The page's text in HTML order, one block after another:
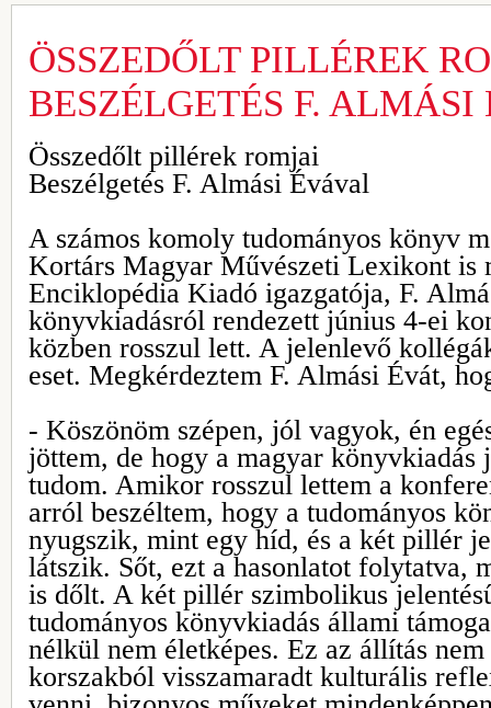
ÖSSZEDŐLT PILLÉREK
BESZÉLGETÉS F.
Összedőlt pillérek romjai
Beszélgetés F. Almási Évával
A számos komoly tudományos könyv
Kortárs Magyar Művészeti Lexikont is
Enciklopédia Kiadó igazgatója, F.
könyvkiadásról rendezett június 4-ei
közben rosszul lett. A jelenlevő
eset. Megkérdeztem F. Almási Évát,
- Köszönöm szépen, jól vagyok, én
jöttem, de hogy a magyar könyvkiadás
tudom. Amikor rosszul lettem a
arról beszéltem, hogy a tudományos
nyugszik, mint egy híd, és a két pillér
látszik. Sőt, ezt a hasonlatot folytatva,
is dőlt. A két pillér szimbolikus
tudományos könyvkiadás állami
nélkül nem életképes. Ez az állítás
korszakból visszamaradt kulturális